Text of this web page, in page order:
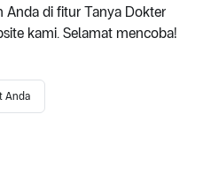
Anda di fitur Tanya Dokter
kami. Selamat mencoba!
Anda